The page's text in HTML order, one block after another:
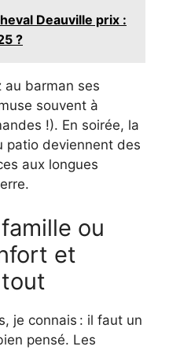
Deauville prix :
?
au barman ses
souvent à
!). En soirée, la
patio deviennent des
aux longues
ou
et
je connais : il faut un
pensé. Les